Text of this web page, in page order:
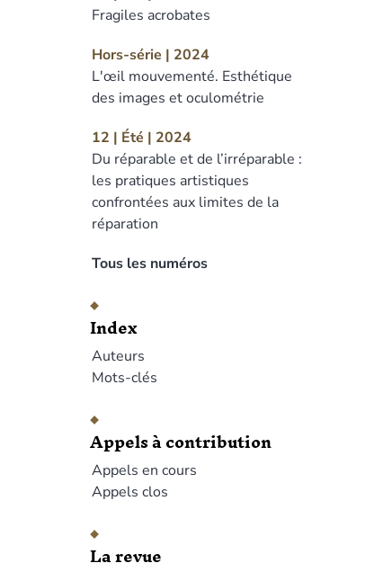
Fragiles acrobates
Hors-série | 2024
L'œil mouvementé. Esthétique
des images et oculométrie
12 | Été | 2024
Du réparable et de l’irréparable :
les pratiques artistiques
confrontées aux limites de la
réparation
Tous les numéros
Index
Auteurs
Mots-clés
Appels à contribution
Appels en cours
Appels clos
La revue